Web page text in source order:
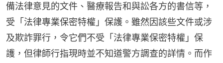
備法律意見的文件、醫療報告和與訟各方的書信等，
受「法律專業保密特權」保護。雖然因該些文件或涉
及欺詐罪行，令它們不受「法律專業保密特權」保
護，但律師行指現時並不知道警方調查的詳情。而作